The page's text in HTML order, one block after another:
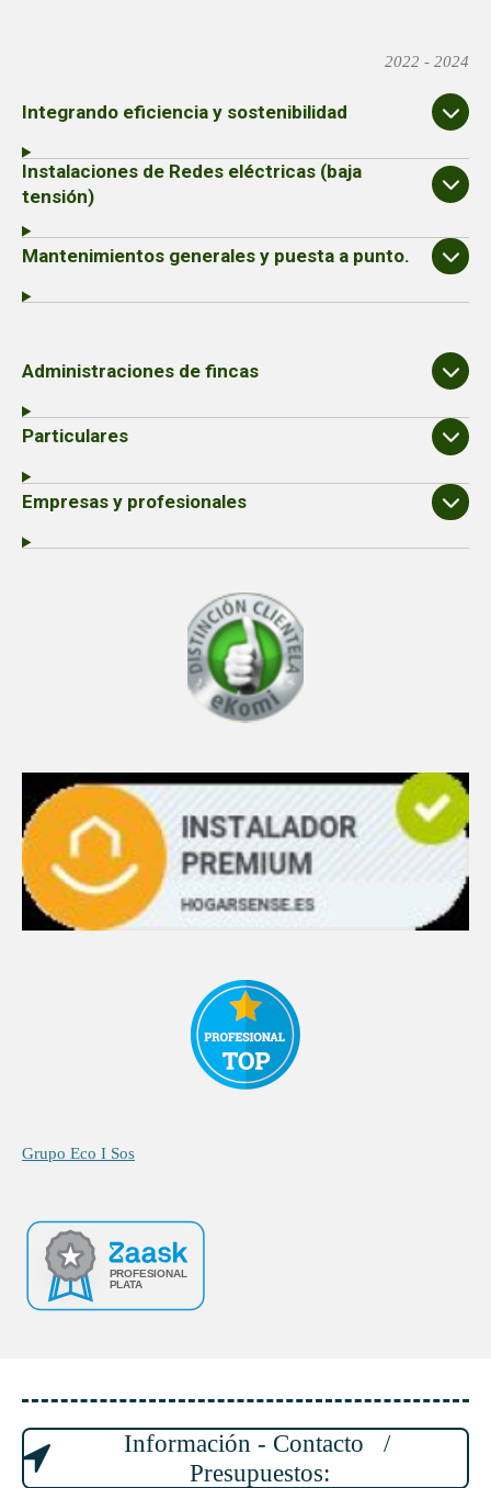
2022 - 2024
Integrando eficiencia y sostenibilidad
Instalaciones de Redes eléctricas (baja
tensión)
Mantenimientos generales y puesta a punto.
Administraciones de fincas
Particulares
Empresas y profesionales
Grupo Eco I Sos
Información - Contacto /
Presupuestos: